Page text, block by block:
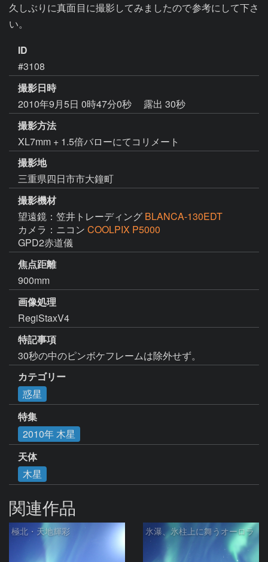
久しぶりに真面目に撮影してみましたので参考にして下さ
い。
ID
#3108
撮影日時
2010年9月5日 0時47分0秒
露出 30秒
撮影方法
XL7mm + 1.5倍バローにてコリメート
撮影地
三重県四日市市大鐘町
撮影機材
望遠鏡：笠井トレーディング BLANCA-130EDT
カメラ：ニコン COOLPIX P5000
GPD2赤道儀
焦点距離
900mm
画像処理
RegiStaxV4
特記事項
30秒の中のピンボケフレームは除外せず。
カテゴリー
惑星
特集
2010年 木星
天体
木星
関連作品
極北・天地輝彩 氷瀑、氷柱上に舞うオーロラ